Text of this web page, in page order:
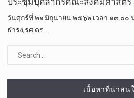
ประชุมบุคลากรคณะสังคมศาสต
วันศุกร์ที่ ๒๑ มิถุนายน​ ๒๕๖๒ เวลา ๑๓.๐๐
ธำรง,รศ.ดร.…
เนื้อหาที่น่าสน